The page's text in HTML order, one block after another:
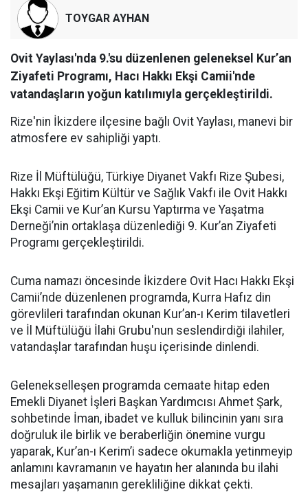
TOYGAR AYHAN
Ovit Yaylası'nda 9.'su düzenlenen geleneksel Kur’an
Ziyafeti Programı, Hacı Hakkı Ekşi Camii'nde
vatandaşların yoğun katılımıyla gerçekleştirildi.
Rize'nin İkizdere ilçesine bağlı Ovit Yaylası, manevi bir
atmosfere ev sahipliği yaptı.
Rize İl Müftülüğü, Türkiye Diyanet Vakfı Rize Şubesi,
Hakkı Ekşi Eğitim Kültür ve Sağlık Vakfı ile Ovit Hakkı
Ekşi Camii ve Kur’an Kursu Yaptırma ve Yaşatma
Derneği’nin ortaklaşa düzenlediği 9. Kur’an Ziyafeti
Programı gerçekleştirildi.
Cuma namazı öncesinde İkizdere Ovit Hacı Hakkı Ekşi
Camii’nde düzenlenen programda, Kurra Hafız din
görevlileri tarafından okunan Kur’an-ı Kerim tilavetleri
ve İl Müftülüğü İlahi Grubu'nun seslendirdiği ilahiler,
vatandaşlar tarafından huşu içerisinde dinlendi.
Gelenekselleşen programda cemaate hitap eden
Emekli Diyanet İşleri Başkan Yardımcısı Ahmet Şark,
sohbetinde İman, ibadet ve kulluk bilincinin yanı sıra
doğruluk ile birlik ve beraberliğin önemine vurgu
yaparak, Kur’an-ı Kerim’i sadece okumakla yetinmeyip
anlamını kavramanın ve hayatın her alanında bu ilahi
mesajları yaşamanın gerekliliğine dikkat çekti.